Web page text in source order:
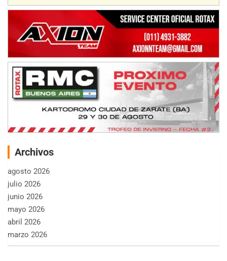
Archivos
agosto 2026
julio 2026
junio 2026
mayo 2026
abril 2026
marzo 2026